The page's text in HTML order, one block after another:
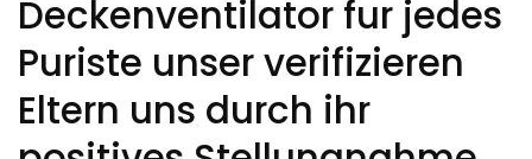
Deckenventilator fur jedes
Puriste unser verifizieren
Eltern uns durch ihr